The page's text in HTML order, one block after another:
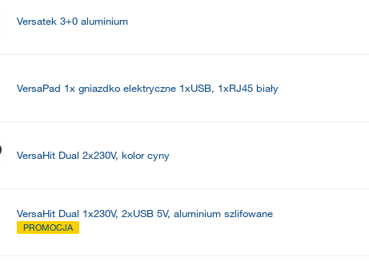
Versatek 3+0 aluminium
VersaPad 1x gniazdko elektryczne 1xUSB, 1xRJ45 biały
VersaHit Dual 2x230V, kolor cyny
VersaHit Dual 1x230V, 2xUSB 5V, aluminium szlifowane
PROMOCJA